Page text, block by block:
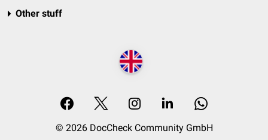
Other stuff
© 2026 DocCheck Community GmbH